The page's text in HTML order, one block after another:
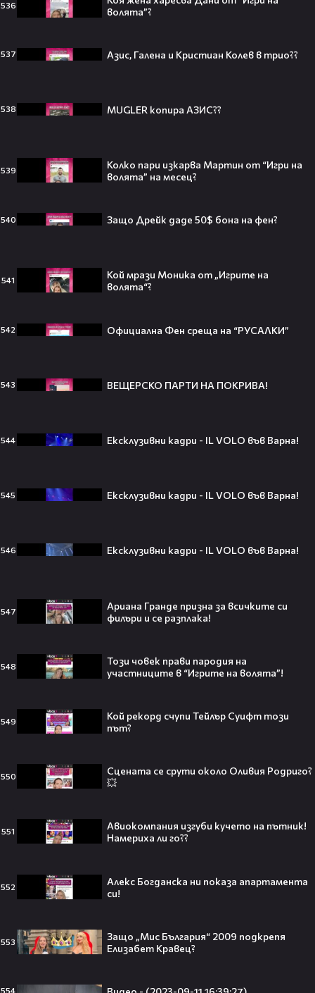
536
волята”?
537 Азис, Галена и Кристиан Колев в трио??
538 MUGLER копира АЗИС??
539
Колко пари изкарва Мартин от “Игри на
волята” на месец?
540 Защо Дрейк даде 50$ бона на фен?
541
Кой мрази Моника от „Игрите на
волята“?
542 Официална Фен среща на “РУСАЛКИ”
543 ВЕЩЕРСКО ПАРТИ НА ПОКРИВА!
544 Ексклузивни кадри - IL VOLO във Варна!
545 Ексклузивни кадри - IL VOLO във Варна!
546 Ексклузивни кадри - IL VOLO във Варна!
547
Ариана Гранде призна за всичките си
филъри и се разплака!
548
Този човек прави пародия на
участниците в “Игрите на волята”!
549
Кой рекорд счупи Тейлър Суифт този
път?
550
Сцената се срути около Оливия Родриго?
💥
551
Авиокомпания изгуби кучето на пътник!
Намериха ли го??
552
Алекс Богданска ни показа апартамента
си!
553
Защо „Мис България“ 2009 подкрепя
Елизабет Кравец?
554
16-годишна ще остави България без
Тийнейджър почти спечели над
55 милиарда по-късно: EA вече
официално е собственост на
който трябва да спази, иначе
Батиста е новият Кратос!😯💥
всички говорят за него👀🎬
След Брадли Купър, Ирина Шейк
до супермодела разпали лавина от
слухове🧐
Пи Диди излиза по-рано от
Сватбата, която чакаше целият
свят! Кристиано Роналдо се жени!
Ариана Гранде изчезва?!
Решението ѝ шокира всички!😯💥